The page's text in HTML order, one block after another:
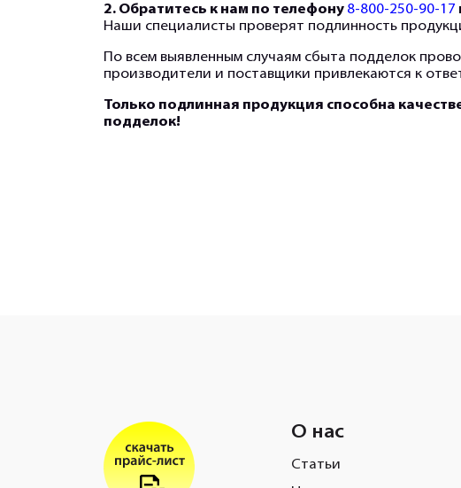
2. Обратитесь к нам по телефону 8-800-250-90-17
Наши специалисты проверят подлинность
По всем выявленным случаям сбыта подделок
производители и поставщики привлекаются к
Только подлинная продукция способна
подделок!
О нас
Статьи